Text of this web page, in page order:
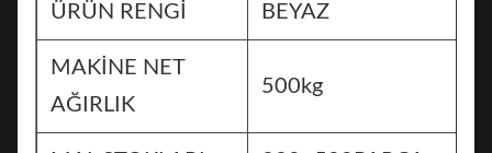
ÜRÜN RENGİ BEYAZ
MAKİNE NET
AĞIRLIK
500kg